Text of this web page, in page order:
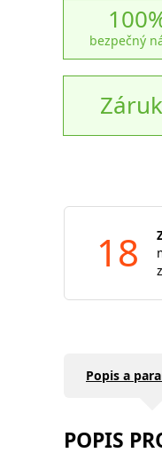
bezpečný
18
Popis a
POPIS